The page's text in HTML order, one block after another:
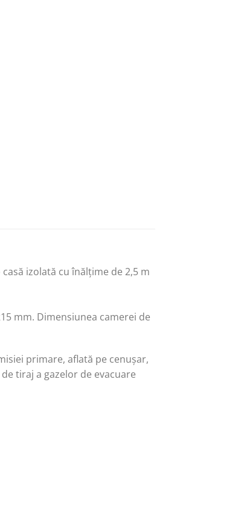
casă izolată cu înălțime de 2,5 m
mm. Dimensiunea camerei de
primare, aflată pe cenușar,
tiraj a gazelor de evacuare